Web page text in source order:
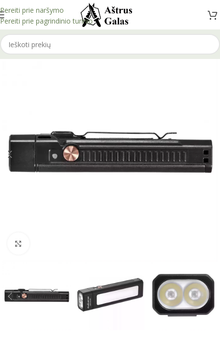
Pereiti prie naršymo
Pereiti prie pagrindinio turinio